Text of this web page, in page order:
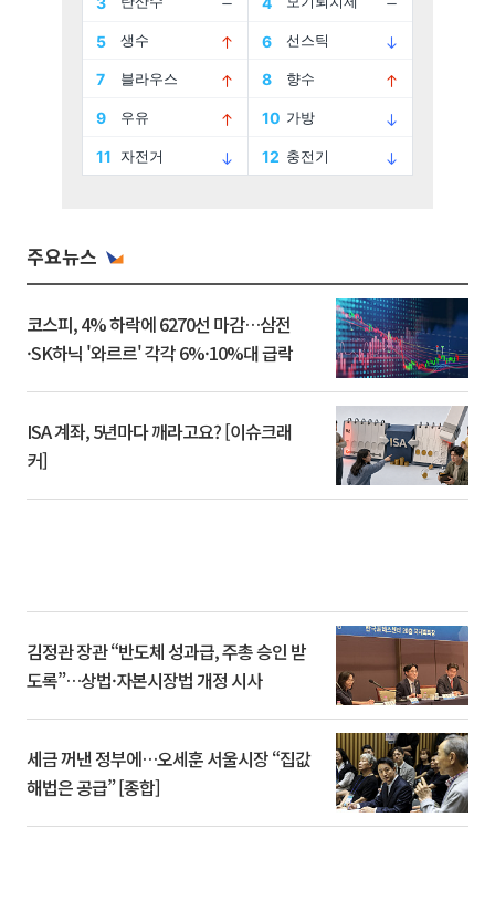
주요뉴스
코스피, 4% 하락에 6270선 마감…삼전
·SK하닉 '와르르' 각각 6%·10%대 급락
ISA 계좌, 5년마다 깨라고요? [이슈크래
커]
김정관 장관 “반도체 성과급, 주총 승인 받
도록”…상법·자본시장법 개정 시사
세금 꺼낸 정부에…오세훈 서울시장 “집값
해법은 공급” [종합]